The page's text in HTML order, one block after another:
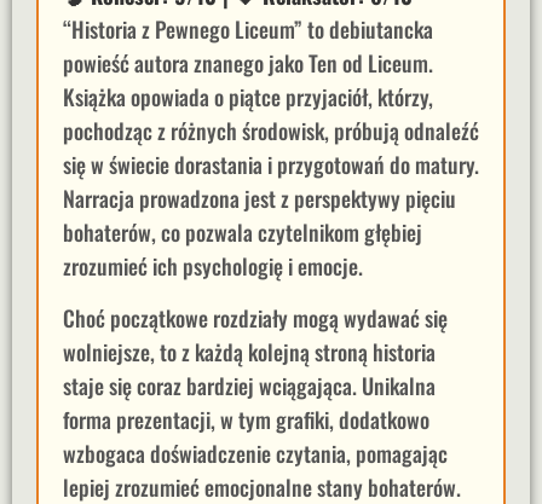
“Historia z Pewnego Liceum” to debiutancka
powieść autora znanego jako Ten od Liceum.
Książka opowiada o piątce przyjaciół, którzy,
pochodząc z różnych środowisk, próbują odnaleźć
się w świecie dorastania i przygotowań do matury.
Narracja prowadzona jest z perspektywy pięciu
bohaterów, co pozwala czytelnikom głębiej
zrozumieć ich psychologię i emocje.
Choć początkowe rozdziały mogą wydawać się
wolniejsze, to z każdą kolejną stroną historia
staje się coraz bardziej wciągająca. Unikalna
forma prezentacji, w tym grafiki, dodatkowo
wzbogaca doświadczenie czytania, pomagając
lepiej zrozumieć emocjonalne stany bohaterów.